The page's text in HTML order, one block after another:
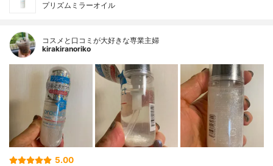
プリズムミラーオイル
コスメと口コミが大好きな専業主婦
kirakiranoriko
5.00